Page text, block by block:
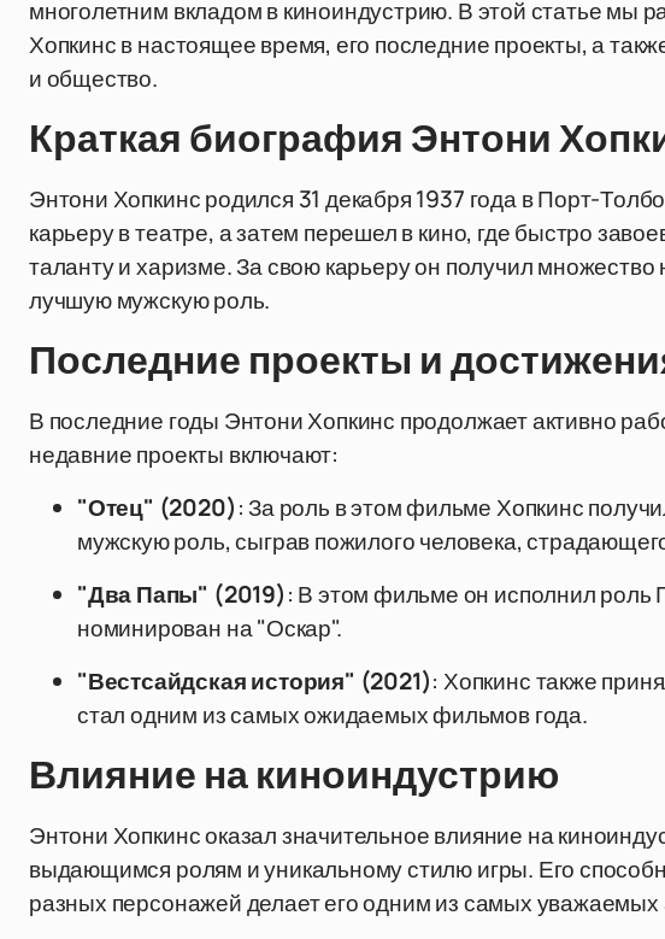
многолетним вкладом в киноиндустрию. В этой статье мы
Хопкинс в настоящее время, его последние проекты, а
и общество.
Краткая биография Энтони
Энтони Хопкинс родился 31 декабря 1937 года в Порт-
карьеру в театре, а затем перешел в кино, где быстро
таланту и харизме. За свою карьеру он получил
лучшую мужскую роль.
Последние проекты и
В последние годы Энтони Хопкинс продолжает активно
недавние проекты включают:
"Отец" (2020): За роль в этом фильме Хопкинс
мужскую роль, сыграв пожилого человека,
"Два Папы" (2019): В этом фильме он исполнил роль
номинирован на "Оскар".
"Вестсайдская история" (2021): Хопкинс также
стал одним из самых ожидаемых фильмов года.
Влияние на киноиндустрию
Энтони Хопкинс оказал значительное влияние на
выдающимся ролям и уникальному стилю игры. Его
разных персонажей делает его одним из самых уважаемых